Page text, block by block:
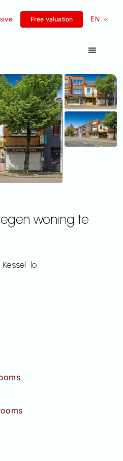
Free valuation EN
Toggle
sale
rent
Stories
woning te
, Kessel-lo